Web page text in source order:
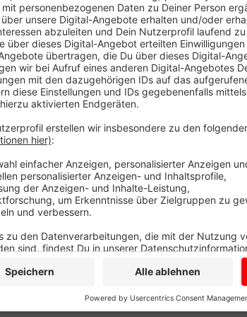
In Goxel bauen Arbeiter ja gerade
kann der Tierschutzverein Coesfeld,
Um den irgendwann zurückzahlen
überlegt. Sie spenden 50 Euro und
Tierheimdachfläche. Ihr Stückchen
Uhr beim Sommerfest am alten